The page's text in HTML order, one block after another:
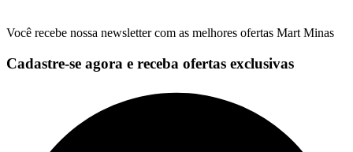
Você recebe nossa newsletter com as melhores ofertas Mart Minas
Cadastre-se agora e receba ofertas exclusivas